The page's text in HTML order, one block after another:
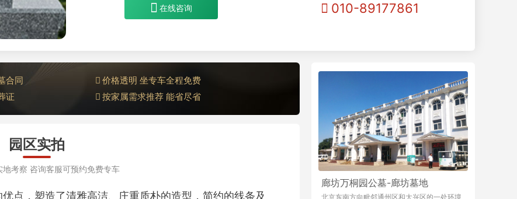
在线咨询
010-89177861
合同
价格透明 坐专车全程免费
证
按家属需求推荐 能省尽省
园区实拍
地考察 咨询客服可预约免费专车
点，塑造了清雅高洁、庄重质朴的造型，简约的线条及
廊坊万桐园公墓-廊坊墓地
北京东南方向毗邻通州区和大兴区的一处环境